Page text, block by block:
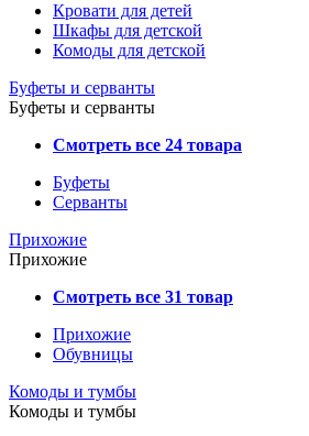
Кровати для детей
Шкафы для детской
Комоды для детской
Буфеты и серванты
Буфеты и серванты
Смотреть все 24 товара
Буфеты
Серванты
Прихожие
Прихожие
Смотреть все 31 товар
Прихожие
Обувницы
Комоды и тумбы
Комоды и тумбы